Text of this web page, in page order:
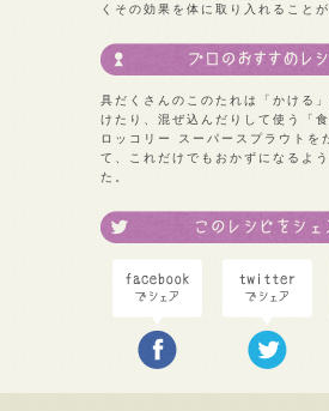
くその効果を体に取り入れることが
具だくさんのこのたれは「かける
けたり、混ぜ込んだりして使う「
ロッコリー スーパースプラウトを
て、これだけでもおかずになるよう
た。